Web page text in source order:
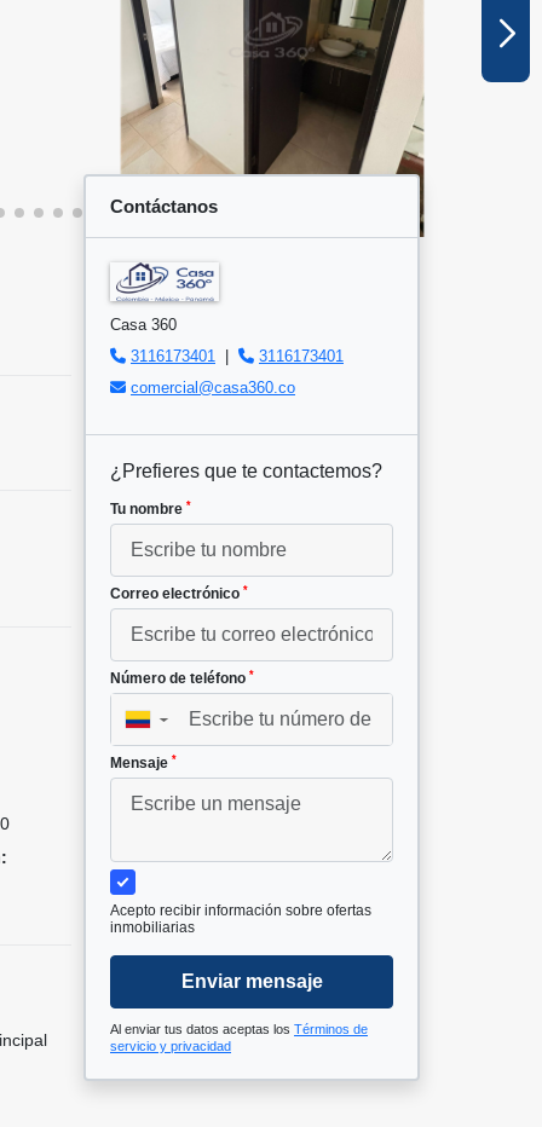
Contáctanos
Casa 360
3116173401
3116173401
comercial@casa360.co
¿Prefieres que te contactemos?
Tu nombre *
Correo electrónico *
Número de teléfono *
▼
Mensaje *
Acepto recibir información sobre ofertas
inmobiliarias
Enviar mensaje
Al enviar tus datos aceptas los Términos de
servicio y privacidad